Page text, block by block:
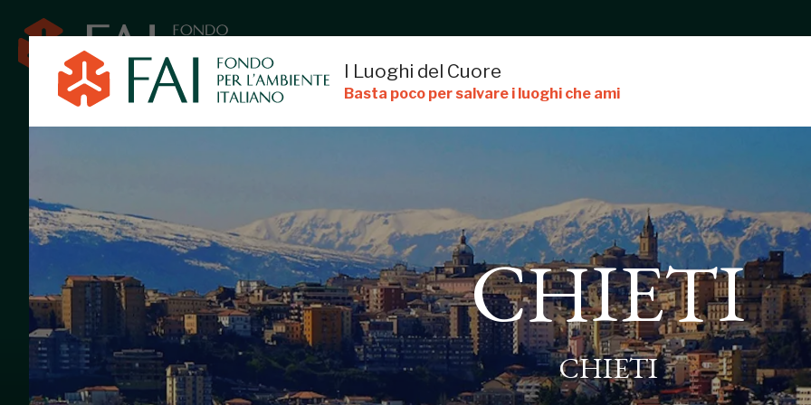
I Luoghi del Cuore
Basta poco per salvare i luoghi che ami
CHIETI
CHIETI
CHIETI
CHIETI